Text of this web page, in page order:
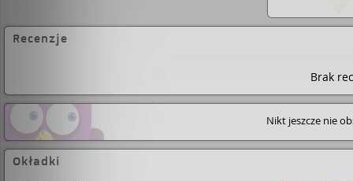
Recenzje
Brak
Nikt jeszcze nie
Okładki